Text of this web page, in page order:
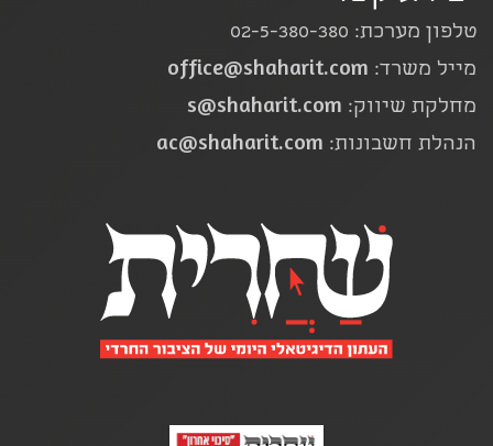
טלפון מערכת: 02-5-380-380
מייל משרד: office@shaharit.com
מחלקת שיווק: s@shaharit.com
הנהלת חשבונות: ac@shaharit.com